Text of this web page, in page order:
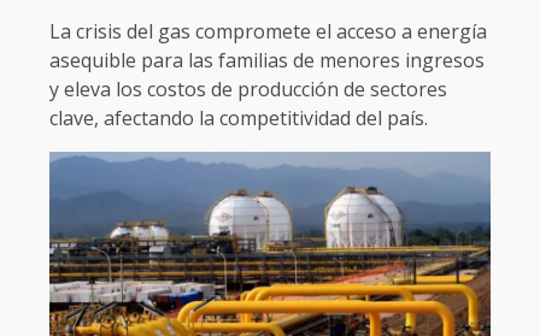
La crisis del gas compromete el acceso a energía
asequible para las familias de menores ingresos
y eleva los costos de producción de sectores
clave, afectando la competitividad del país.